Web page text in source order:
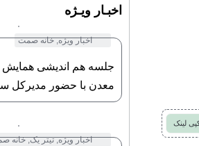
لینک
اخبـار ویـژه
اخبار ویژه,خانه صمت
جلسه هم اندیشی
معدن با حضور مدیرکل
معدن و تجارت استان و
صنعت معدن و تجارت
اخبار ویژه,تیتر یک,خانه